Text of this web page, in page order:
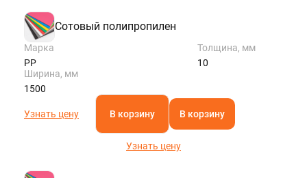
Сотовый полипропилен
Марка
PP
Толщина, мм
10
Ширина, мм
1500
Узнать цену В корзину В корзину
Узнать цену